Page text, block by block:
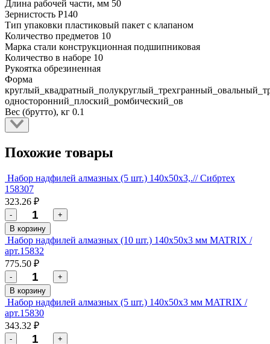
Длина рабочей части, мм 50
Зернистость P140
Тип упаковки пластиковый пакет с клапаном
Количество предметов 10
Марка стали конструкционная подшипниковая
Количество в наборе 10
Рукоятка обрезиненная
Форма
односторонний_плоский_ромбический_ов
Вес (брутто), кг 0.1
Похожие товары
Набор надфилей алмазных (5 шт.) 140х50х3,.// Сибртех
158307
323.26 ₽
-
+
В корзину
Набор надфилей алмазных (10 шт.) 140х50х3 мм MATRIX /
арт.15832
775.50 ₽
-
+
В корзину
Набор надфилей алмазных (5 шт.) 140х50х3 мм MATRIX /
арт.15830
343.32 ₽
-
+